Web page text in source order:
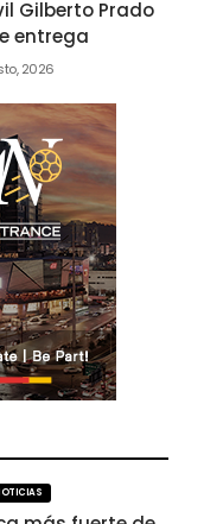
Gilberto Prado
entrega
2026